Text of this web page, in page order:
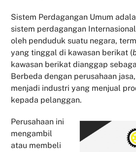
Sistem Perdagangan Umum
sistem perdagangan
oleh penduduk suatu negara,
yang tinggal di kawasan berikat (
kawasan berikat dianggap
Berbeda dengan perusahaan
menjadi industri yang menjual
kepada pelanggan.
Perusahaan ini
mengambil
atau membeli